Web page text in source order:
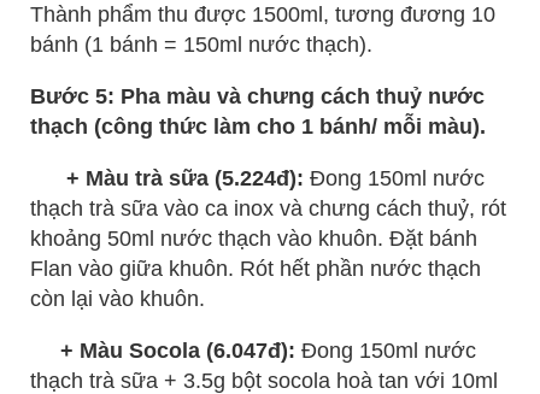
Thành phẩm thu được 1500ml, tương đương 10
bánh (1 bánh = 150ml nước thạch).
Bước 5: Pha màu và chưng cách thuỷ nước
thạch (công thức làm cho 1 bánh/ mỗi màu).
+ Màu trà sữa (5.224đ): Đong 150ml nước
thạch trà sữa vào ca inox và chưng cách thuỷ, rót
khoảng 50ml nước thạch vào khuôn. Đặt bánh
Flan vào giữa khuôn. Rót hết phần nước thạch
còn lại vào khuôn.
+ Màu Socola (6.047đ): Đong 150ml nước
thạch trà sữa + 3.5g bột socola hoà tan với 10ml